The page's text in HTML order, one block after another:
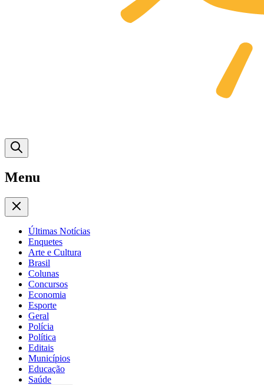
Menu
Últimas Notícias
Enquetes
Arte e Cultura
Brasil
Colunas
Concursos
Economia
Esporte
Geral
Polícia
Política
Editais
Municípios
Educação
Saúde